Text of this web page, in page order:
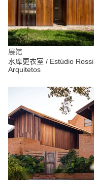
展馆
水库更衣室 / Estúdio Rossi
Arquitetos